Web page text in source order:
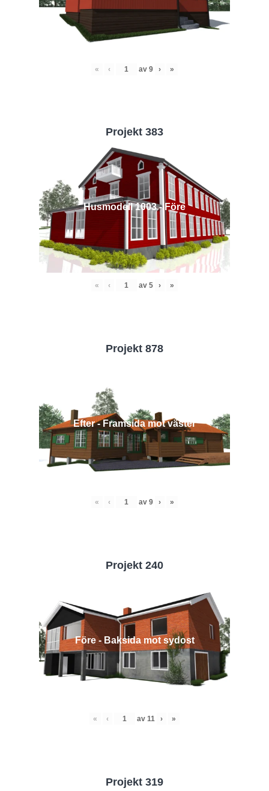
« ‹ av 9 › »
Projekt 383
Husmodell 1003 - Före
« ‹ av 5 › »
Projekt 878
Efter - Framsida mot väster
« ‹ av 9 › »
Projekt 240
Före - Baksida mot sydost
« ‹ av 11 › »
Projekt 319